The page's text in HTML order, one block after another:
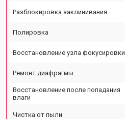
Разблокировка заклинивания
Полировка
Восстановление узла фокусировки
Ремонт диафрагмы
Восстановление после попадания
влаги
Чистка от пыли